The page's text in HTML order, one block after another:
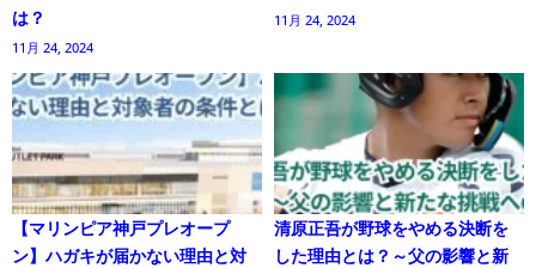
は？
11月 24, 2024
11月 24, 2024
【マリンピア神戸プレオープ
ン】ハガキが届かない理由と対
清原正吾が野球をやめる決断を
した理由とは？～父の影響と新